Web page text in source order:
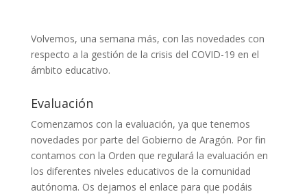
Volvemos, una semana más, con las novedades con
respecto a la gestión de la crisis del COVID-19 en el
ámbito educativo.
Evaluación
Comenzamos con la evaluación, ya que tenemos
novedades por parte del Gobierno de Aragón. Por fin
contamos con la Orden que regulará la evaluación en
los diferentes niveles educativos de la comunidad
autónoma. Os dejamos el enlace para que podáis